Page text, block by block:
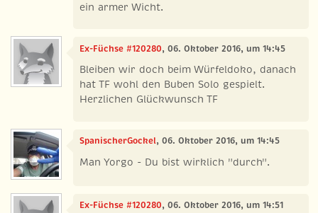
ein armer Wicht.
Ex-Füchse #120280, 06. Oktober 2016, um 14:45
Bleiben wir doch beim Würfeldoko, danach
hat TF wohl den Buben Solo gespielt.
Herzlichen Glückwunsch TF
SpanischerGockel, 06. Oktober 2016, um 14:45
Man Yorgo - Du bist wirklich "durch".
Ex-Füchse #120280, 06. Oktober 2016, um 14:51